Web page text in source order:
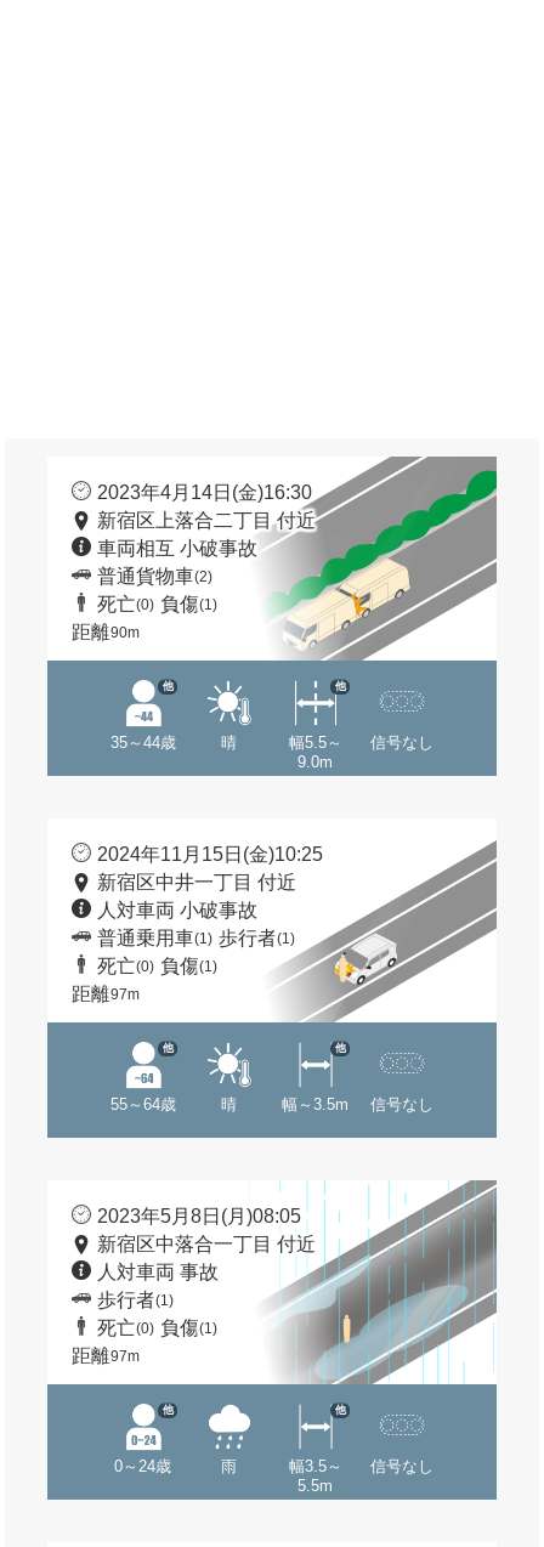
2023年4月14日(金)16:30
新宿区上落合二丁目 付近
車両相互 小破事故
普通貨物車(2)
死亡(0) 負傷(1)
距離90m
35～44歳
他
晴
幅5.5～
9.0m
他
信号なし
2024年11月15日(金)10:25
新宿区中井一丁目 付近
人対車両 小破事故
普通乗用車(1) 歩行者(1)
死亡(0) 負傷(1)
距離97m
55～64歳
他
晴 幅～3.5m
他
信号なし
2023年5月8日(月)08:05
新宿区中落合一丁目 付近
人対車両 事故
歩行者(1)
死亡(0) 負傷(1)
距離97m
0～24歳
他
雨
幅3.5～
5.5m
他
信号なし